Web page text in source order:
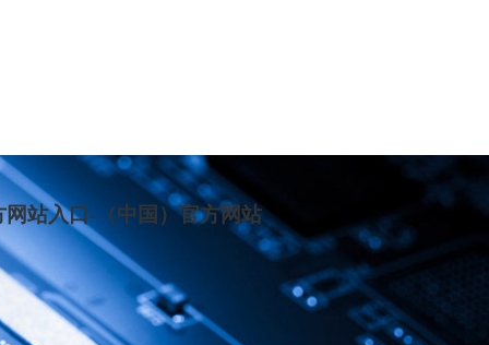
网站入口-（中国）官方网站